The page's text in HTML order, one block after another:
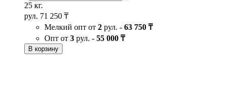
25 кг.
рул. 71 250 ₸
Мелкий опт от 2 рул. - 63 750 ₸
Опт от 3 рул. - 55 000 ₸
В корзину